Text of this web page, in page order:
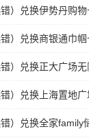
）兑换伊势丹购物
）兑换商银通巾帼
）兑换正大广场无
）兑换上海置地
）兑换全家family